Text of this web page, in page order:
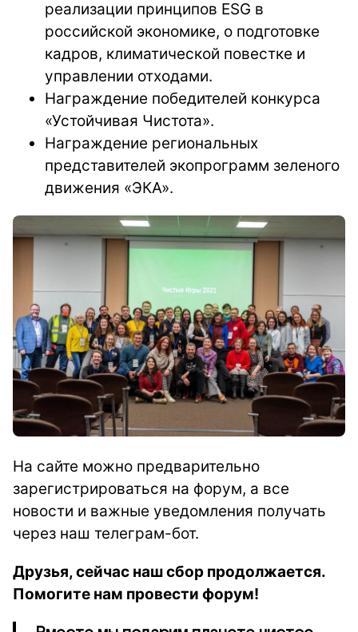
реализации принципов ESG в
российской экономике, о подготовке
кадров, климатической повестке и
управлении отходами.
Награждение победителей конкурса
«Устойчивая Чистота».
Награждение региональных
представителей экопрограмм зеленого
движения «ЭКА».
На сайте можно предварительно
зарегистрироваться на форум, а все
новости и важные уведомления получать
через наш телеграм-бот.
Друзья, сейчас наш сбор продолжается.
Помогите нам провести форум!